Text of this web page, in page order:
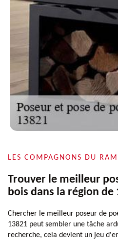
LES COMPAGNONS DU
Trouver le meilleur
bois dans la région de
Chercher le meilleur poseur de
13821 peut sembler une tâche
recherche, cela devient un jeu